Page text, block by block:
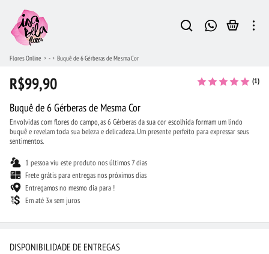
Flores Online - Buquê de 6 Gérberas de Mesma Cor
R$99,90 (1)
Buquê de 6 Gérberas de Mesma Cor
Envolvidas com flores do campo, as 6 Gérberas da sua cor escolhida formam um lindo
buquê e revelam toda sua beleza e delicadeza. Um presente perfeito para expressar seus
sentimentos.
1 pessoa viu este produto nos últimos 7 dias
Frete grátis para entregas nos próximos dias
Entregamos no mesmo dia para !
Em até 3x sem juros
DISPONIBILIDADE DE ENTREGAS